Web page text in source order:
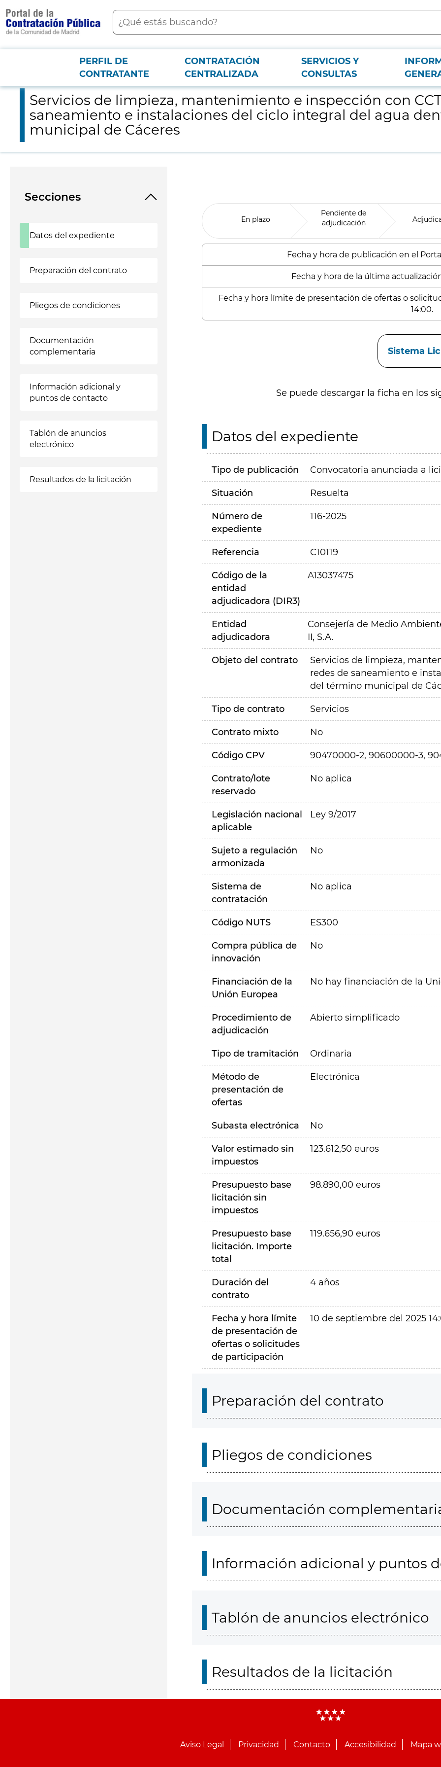
contenido
principal
Buscar
Menú PCON
PERFIL DE
CONTRATANTE
CONTRATACIÓN
CENTRALIZADA
SERVICIOS Y
CONSULTAS
Servicios de limpieza, mantenimiento e inspección con CCTV de las redes de saneamiento e instalaciones del ciclo integral del agua
Servicios de limpieza, mantenimiento e inspección con
saneamiento e instalaciones del ciclo integral del agua
municipal de Cáceres
Secciones
Datos del expediente
Preparación del contrato
Pliegos de condiciones
Documentación
complementaria
Información adicional y
puntos de contacto
Tablón de anuncios
electrónico
Resultados de la licitación
En plazo
Pendiente de
adjudicación
Fecha y hora de publicación en el
Fecha y hora de la última
Fecha y hora límite de presentación de ofertas o
14:00.
Sistema
Se puede descargar la ficha en los
Datos del expediente
Tipo de publicación Convocatoria anunciada a
Situación Resuelta
Número de
expediente
116-2025
Referencia C10119
Código de la
entidad
adjudicadora (DIR3)
A13037475
Entidad
adjudicadora
Consejería de Medio
II, S.A.
Objeto del contrato
Servicios de limpieza,
redes de saneamiento e
del término municipal de
Tipo de contrato Servicios
Contrato mixto No
Código CPV 90470000-2, 90600000-3,
Contrato/lote
reservado
No aplica
Legislación nacional
aplicable
Ley 9/2017
Sujeto a regulación
armonizada
No
Sistema de
contratación
No aplica
Código NUTS ES300
Compra pública de
innovación
No
Financiación de la
Unión Europea
No hay financiación de la
Procedimiento de
adjudicación
Abierto simplificado
Tipo de tramitación Ordinaria
Método de
presentación de
ofertas
Electrónica
Subasta electrónica No
Valor estimado sin
impuestos
123.612,50 euros
Presupuesto base
licitación sin
impuestos
98.890,00 euros
Presupuesto base
licitación. Importe
total
119.656,90 euros
Duración del
contrato
4 años
Fecha y hora límite
de presentación de
ofertas o solicitudes
de participación
10 de septiembre del 2025
Preparación del contrato
Pliegos de condiciones
Documentación
Información adicional y puntos
Tablón de anuncios electrónico
Resultados de la licitación
Aviso Legal Privacidad Contacto Accesibilidad Mapa